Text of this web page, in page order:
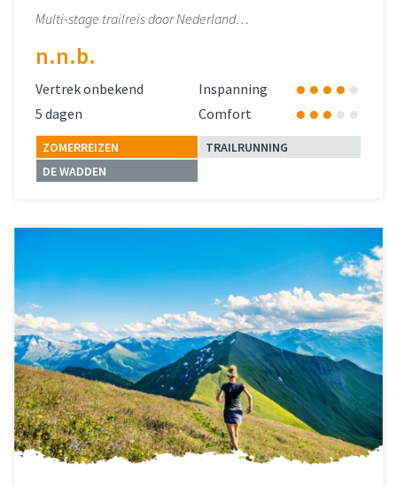
Multi-stage trailreis door Nederland…
n.n.b.
Vertrek onbekend
Inspanning
5 dagen
Comfort
ZOMERREIZEN
TRAILRUNNING
DE WADDEN